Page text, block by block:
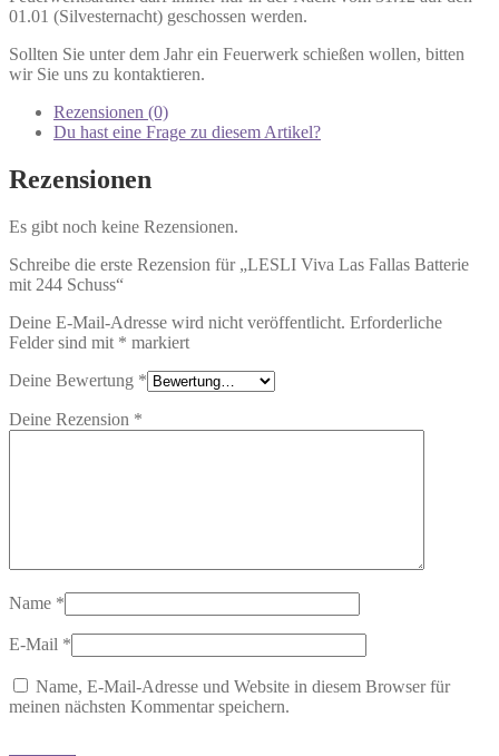
01.01 (Silvesternacht) geschossen werden.
Sollten Sie unter dem Jahr ein Feuerwerk schießen wollen, bitten
wir Sie uns zu kontaktieren.
Rezensionen (0)
Du hast eine Frage zu diesem Artikel?
Rezensionen
Es gibt noch keine Rezensionen.
Schreibe die erste Rezension für „LESLI Viva Las Fallas Batterie
mit 244 Schuss“
Deine E-Mail-Adresse wird nicht veröffentlicht. Erforderliche
Felder sind mit * markiert
Deine Bewertung *
Deine Rezension *
Name *
E-Mail *
Name, E-Mail-Adresse und Website in diesem Browser für
meinen nächsten Kommentar speichern.